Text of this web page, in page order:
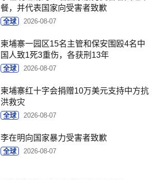
餐，并代表国家向受害者致歉
全球 2026-08-07
柬埔寨一园区15名主管和保安围殴4名中
国人致1死3重伤，各获刑13年
全球 2026-08-07
柬埔寨红十字会捐赠10万美元支持中方抗
洪救灾
全球 2026-08-07
李在明向国家暴力受害者致歉
全球 2026-08-07